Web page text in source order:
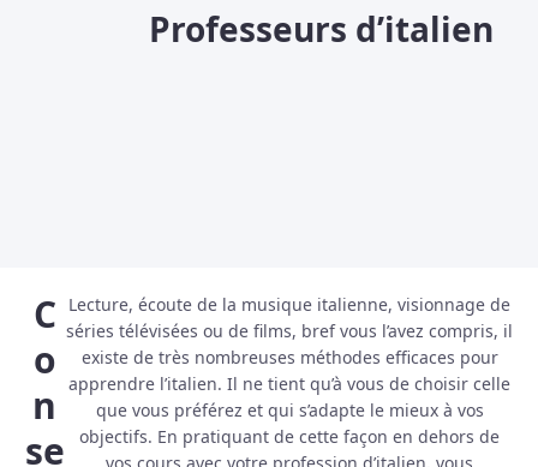
Professeurs d’italien
C
o
n
se
Lecture, écoute de la musique italienne, visionnage de
séries télévisées ou de films, bref vous l’avez compris, il
existe de très nombreuses méthodes efficaces pour
apprendre l’italien. Il ne tient qu’à vous de choisir celle
que vous préférez et qui s’adapte le mieux à vos
objectifs. En pratiquant de cette façon en dehors de